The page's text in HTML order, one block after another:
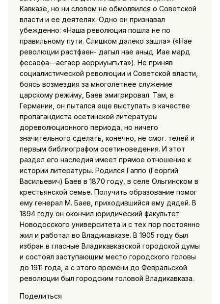
Кавказе, но ни словом не обмолвился о Советской
власти и ее деятелях. Одно он признавал
убежденно: «Наша революция пошла не по
правильному пути. Слишком далеко зашла» («Нае
революции растфаен- дагыл нае аныд. Иае мард
фесаефа—аегаер аерриуыгъта»). Не приняв
социалистической революции и Советской власти,
боясь возмездия за многолетнее служение
царскому режиму, Баев эмигрировал. Там, в
Германии, он пытался еще выступать в качестве
пропагандиста осетинской литературы
дореволюционного периода, но ничего
значительного сделать, конечно, не смог. телей и
первым библиографом осетиноведения. И этот
раздел его наследия имеет прямое отношение к
истории литературы. Родился Гаппо (Георгий
Васильевич) Баев в 1870 году, в селе Ольгинском в
крестьянской семье. Получить образование помог
ему генерал М. Баев, приходившийся ему дядей. В
1894 году он окончил юридический факультет
Новодосского университета и с тех пор постоянно
жил и работал во Владикавказе. В 1905 году был
избран в гласные Владикавказской городской думы
и состоял заступающим место городского головы
до 1911 года, а с этого времени до Февральской
революции был городским головой Владикавказа.
Поделиться